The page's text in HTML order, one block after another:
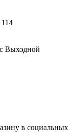
Выходной
в социальных